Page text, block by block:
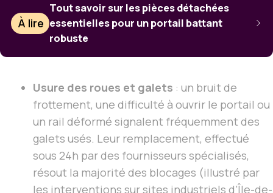
À lire
Tout savoir sur les pièces détachées
essentielles pour un portail battant
robuste
Usure des roues et galets : un bruit de
frottement, une difficulté à ouvrir le portail ou
un rail déformé signalent fréquemment des
galets usés. Leur remplacement, effectué
sous 24h par des fournisseurs spécialisés,
résout la majorité des blocages (illustré par
les interventions sur sites industriels d’Île-de-